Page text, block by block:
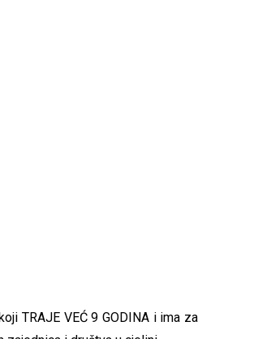
TRAJE VEĆ 9 GODINA i ima za